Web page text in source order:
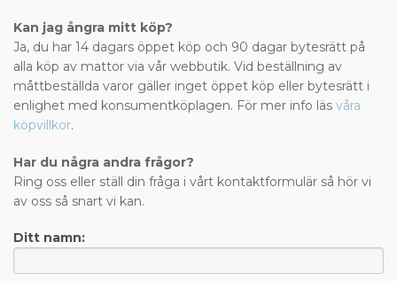
Kan jag ångra mitt köp?
Ja, du har 14 dagars öppet köp och 90 dagar bytesrätt på
alla köp av mattor via vår webbutik. Vid beställning av
måttbeställda varor gäller inget öppet köp eller bytesrätt i
enlighet med konsumentköplagen. För mer info läs våra
köpvillkor.
Har du några andra frågor?
Ring oss eller ställ din fråga i vårt kontaktformulär så hör vi
av oss så snart vi kan.
Ditt namn: